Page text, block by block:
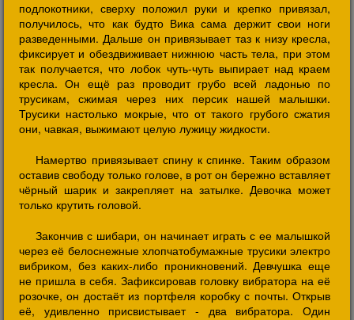
подлокотники, сверху положил руки и крепко привязал,
получилось, что как будто Вика сама держит свои ноги
разведенными. Дальше он привязывает таз к низу кресла,
фиксирует и обездвиживает нижнюю часть тела, при этом
так получается, что лобок чуть-чуть выпирает над краем
кресла. Он ещё раз проводит грубо всей ладонью по
трусикам, сжимая через них персик нашей малышки.
Трусики настолько мокрые, что от такого грубого сжатия
они, чавкая, выжимают целую лужицу жидкости.
Намертво привязывает спину к спинке. Таким образом
оставив свободу только голове, в рот он бережно вставляет
чёрный шарик и закрепляет на затылке. Девочка может
только крутить головой.
Закончив с шибари, он начинает играть с ее малышкой
через её белоснежные хлопчатобумажные трусики электро
вибриком, без каких-либо проникновений. Девчушка еще
не пришла в себя. Зафиксировав головку вибратора на её
розочке, он достаёт из портфеля коробку с почты. Открыв
её, удивленно присвистывает - два вибратора. Один